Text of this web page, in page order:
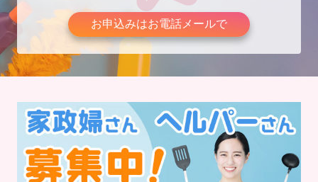
お申込みはお電話メールで